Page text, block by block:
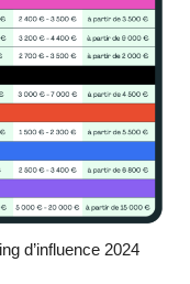
d’influence 2024